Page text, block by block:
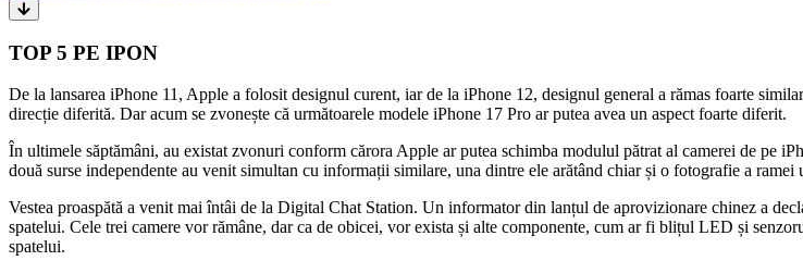
TOP 5 PE IPON
De la lansarea iPhone 11, Apple a folosit designul curent, iar de la iPhone 12, designul general a rămas foarte
direcție diferită. Dar acum se zvonește că următoarele modele iPhone 17 Pro ar putea avea un aspect foarte diferit.
În ultimele săptămâni, au existat zvonuri conform cărora Apple ar putea schimba modulul pătrat al camerei de pe
două surse independente au venit simultan cu informații similare, una dintre ele arătând chiar și o fotografie a
Vestea proaspătă a venit mai întâi de la Digital Chat Station. Un informator din lanțul de aprovizionare chinez a
spatelui. Cele trei camere vor rămâne, dar ca de obicei, vor exista și alte componente, cum ar fi blițul LED și
spatelui.